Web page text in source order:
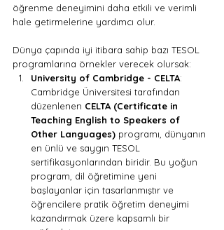
öğrenme deneyimini daha etkili ve verimli
hale getirmelerine yardımcı olur.
Dünya çapında iyi itibara sahip bazı TESOL
programlarına örnekler verecek olursak:
University of Cambridge - CELTA:
Cambridge Üniversitesi tarafından
düzenlenen CELTA (Certificate in
Teaching English to Speakers of
Other Languages) programı, dünyanın
en ünlü ve saygın TESOL
sertifikasyonlarından biridir. Bu yoğun
program, dil öğretimine yeni
başlayanlar için tasarlanmıştır ve
öğrencilere pratik öğretim deneyimi
kazandırmak üzere kapsamlı bir